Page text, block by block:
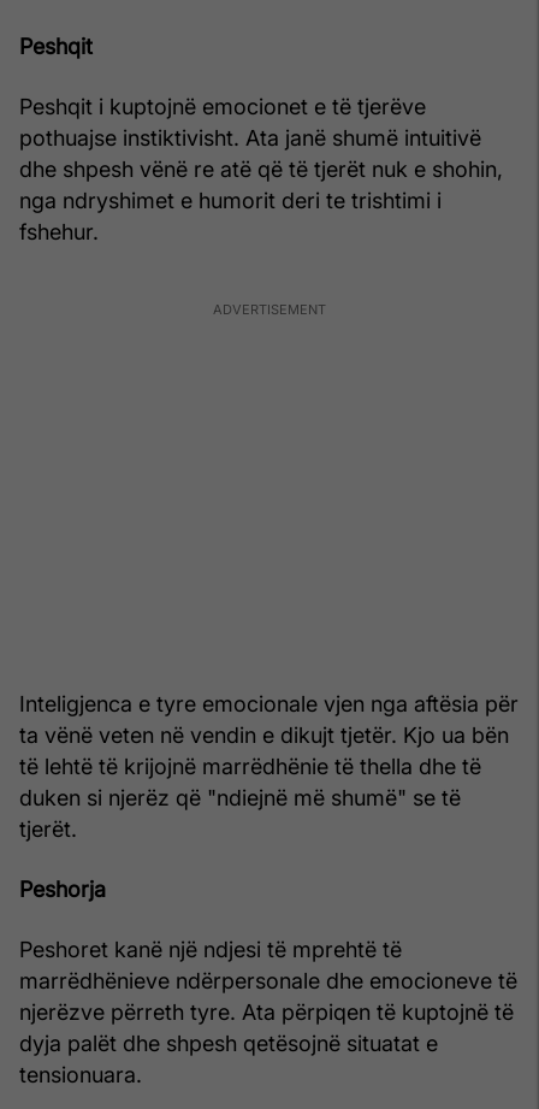
Peshqit
Peshqit i kuptojnë emocionet e të tjerëve
pothuajse instiktivisht. Ata janë shumë intuitivë
dhe shpesh vënë re atë që të tjerët nuk e shohin,
nga ndryshimet e humorit deri te trishtimi i
fshehur.
Inteligjenca e tyre emocionale vjen nga aftësia për
ta vënë veten në vendin e dikujt tjetër. Kjo ua bën
të lehtë të krijojnë marrëdhënie të thella dhe të
duken si njerëz që "ndiejnë më shumë" se të
tjerët.
Peshorja
Peshoret kanë një ndjesi të mprehtë të
marrëdhënieve ndërpersonale dhe emocioneve të
njerëzve përreth tyre. Ata përpiqen të kuptojnë të
dyja palët dhe shpesh qetësojnë situatat e
tensionuara.